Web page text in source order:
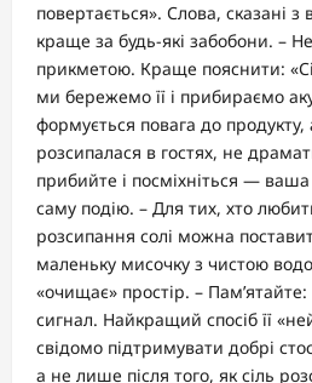
повертається». Слова, сказані
краще за будь-які забобони. –
прикметою. Краще пояснити:
ми бережемо її і прибираємо
формується повага до продукту,
розсипалася в гостях, не
прибийте і посміхніться —
саму подію. – Для тих, хто
розсипання солі можна
маленьку мисочку з чистою
«очищає» простір. –
сигнал. Найкращий спосіб її
свідомо підтримувати добрі
а не лише після того, як сіль